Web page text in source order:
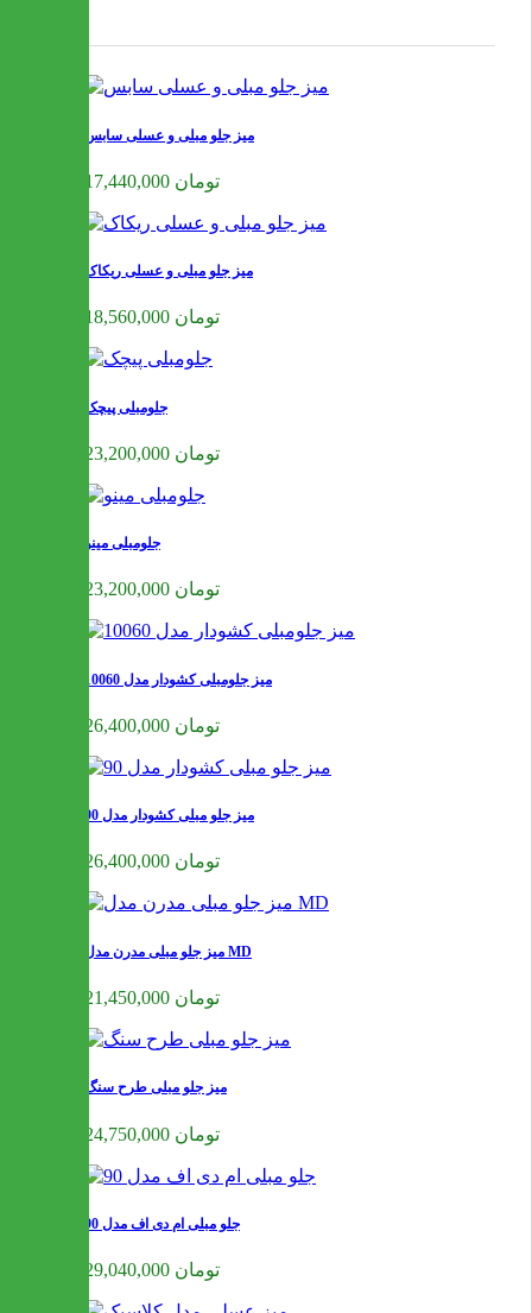
میز جلو مبلی و عسلی سابس
17,440,000 تومان
میز جلو مبلی و عسلی ریکاک
18,560,000 تومان
جلومبلی پیچک
23,200,000 تومان
جلومبلی مینو
23,200,000 تومان
میز جلومبلی کشودار مدل 10060
26,400,000 تومان
میز جلو مبلی کشودار مدل 90
26,400,000 تومان
میز جلو مبلی مدرن مدل MD
21,450,000 تومان
میز جلو مبلی طرح سنگ
24,750,000 تومان
جلو مبلی ام دی اف مدل 90
29,040,000 تومان